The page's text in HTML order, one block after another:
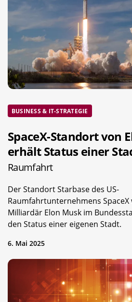
BUSINESS & IT-STRATEGIE
SpaceX-Standort von
erhält Status einer
Raumfahrt
Der Standort Starbase des US-
Raumfahrtunternehmens SpaceX
Milliardär Elon Musk im
den Status einer eigenen Stadt.
6. Mai 2025